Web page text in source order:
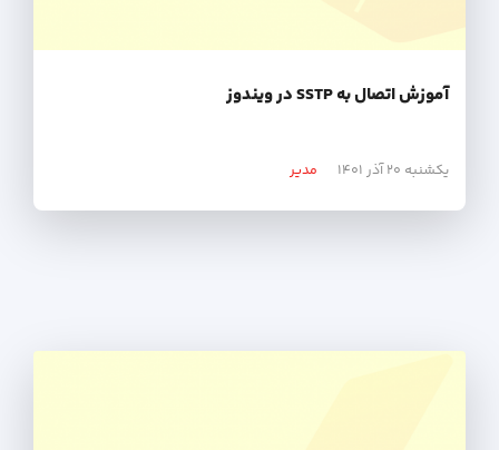
آموزش اتصال به SSTP در ویندوز
یکشنبه ۲۰ آذر ۱۴۰۱ مدیر